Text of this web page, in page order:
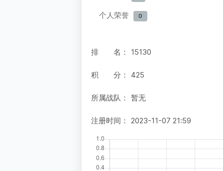
个人荣誉 0
排 名： 15130
积 分： 425
所属战队： 暂无
注册时间： 2023-11-07 21:59